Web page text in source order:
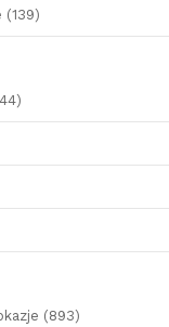
(139)
(893)